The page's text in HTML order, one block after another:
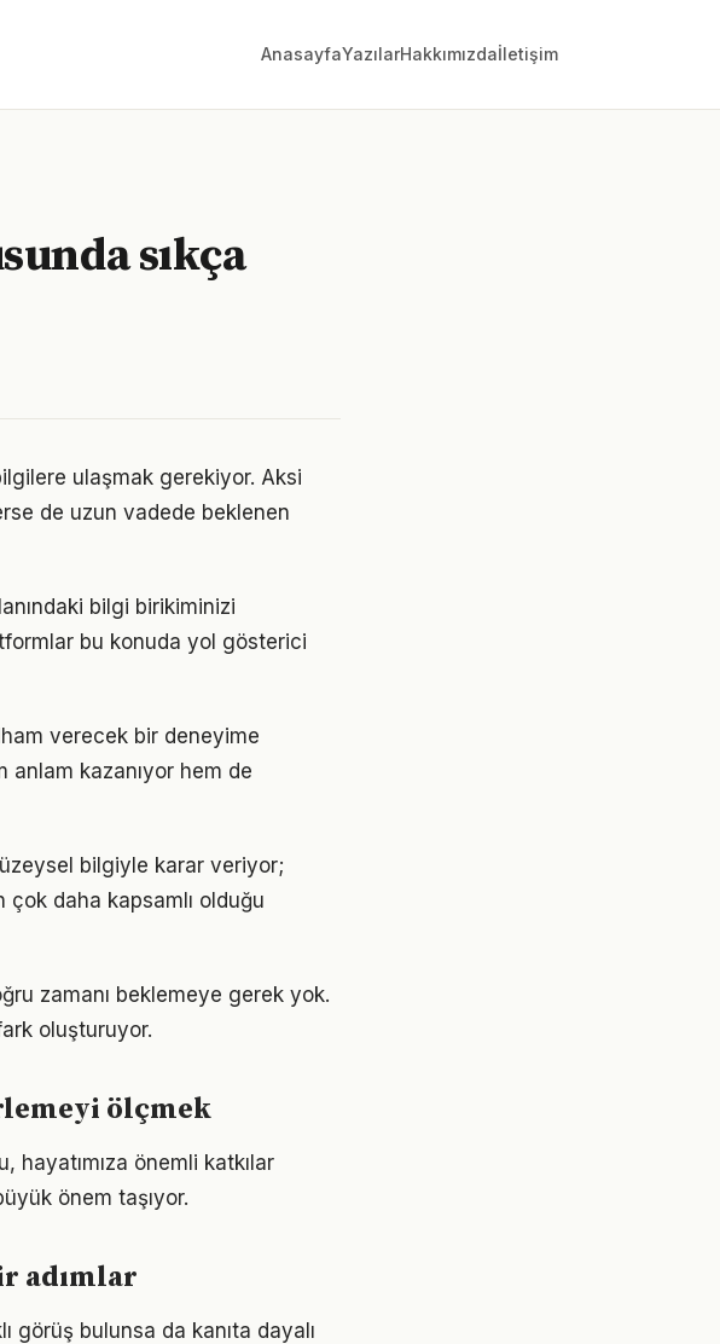
AnasayfaYazılarHakkımızdaİletişim
sıkça
ulaşmak gerekiyor. Aksi
de uzun vadede beklenen
bilgi birikiminizi
bu konuda yol gösterici
verecek bir deneyime
anlam kazanıyor hem de
bilgiyle karar veriyor;
daha kapsamlı olduğu
zamanı beklemeye gerek yok.
oluşturuyor.
ölçmek
hayatımıza önemli katkılar
önem taşıyor.
adımlar
görüş bulunsa da kanıta dayalı